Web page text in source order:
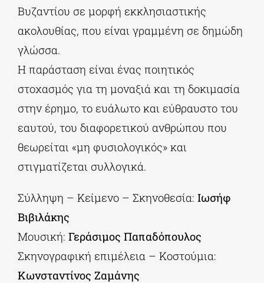
Βυζαντίου σε μορφή εκκλησιαστικής
ακολουθίας, που είναι γραμμένη σε δημώδη
γλώσσα.
Η παράσταση είναι ένας ποιητικός
στοχασμός για τη μοναξιά και τη δοκιμασία
στην έρημο, το ευάλωτο και εύθραυστο του
εαυτού, του διαφορετικού ανθρώπου που
θεωρείται «μη φυσιολογικός» και
στιγματίζεται συλλογικά.
Σύλληψη – Κείμενο – Σκηνοθεσία: Ιωσήφ
Βιβιλάκης
Μουσική: Γεράσιμος Παπαδόπουλος
Σκηνογραφική επιμέλεια – Κοστούμια:
Κωνσταντίνος Ζαμάνης